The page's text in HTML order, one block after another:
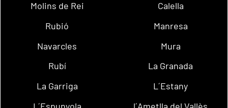
Molins de Rei
Calella
Rubió
Manresa
Navarcles
Mura
Rubí
La Granada
La Garriga
L´Estany